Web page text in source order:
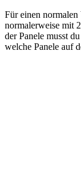
Für einen
normalerweise mit
der Panele musst
welche Panele auf